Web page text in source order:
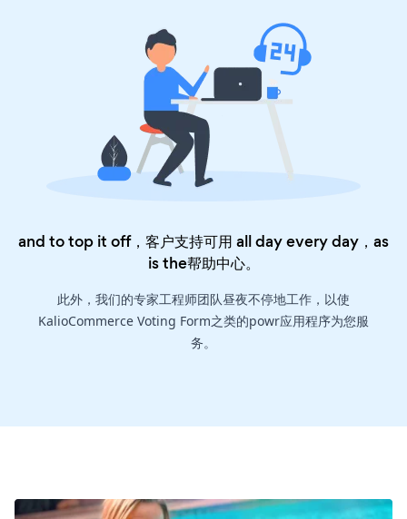
and to top it off，客户支持可用 all day every day，as
is the帮助中心。
此外，我们的专家工程师团队昼夜不停地工作，以使
KalioCommerce Voting Form之类的powr应用程序为您服
务。